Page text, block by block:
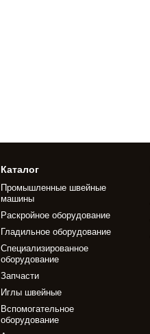
Каталог
Промышленные швейные
машины
Раскройное оборудование
Гладильное оборудование
Специализированное
оборудование
Запчасти
Иглы швейные
Вспомогательное
оборудование